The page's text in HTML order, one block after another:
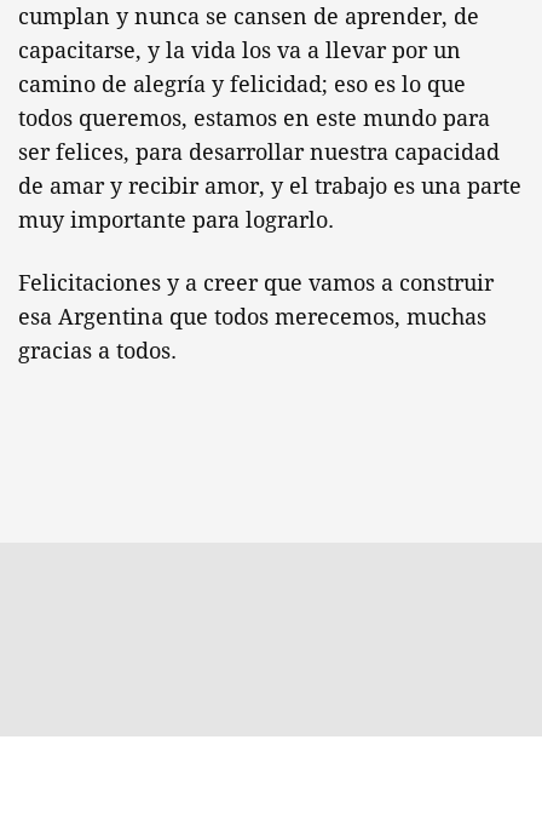
cumplan y nunca se cansen de aprender, de
capacitarse, y la vida los va a llevar por un
camino de alegría y felicidad; eso es lo que
todos queremos, estamos en este mundo para
ser felices, para desarrollar nuestra capacidad
de amar y recibir amor, y el trabajo es una parte
muy importante para lograrlo.
Felicitaciones y a creer que vamos a construir
esa Argentina que todos merecemos, muchas
gracias a todos.